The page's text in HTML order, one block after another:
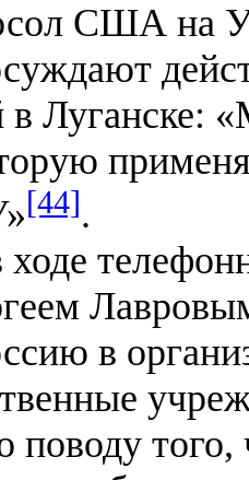
США на
Луганске:
[44].
ходе
в
поводу